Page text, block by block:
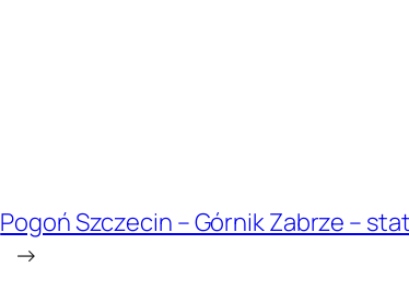
Pogoń Szczecin – Górnik Zabrze –
→